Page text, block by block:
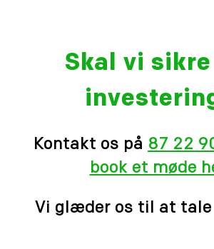
Skal vi
Kontakt os på 87 22
book et møde
Vi glæder os til at tale